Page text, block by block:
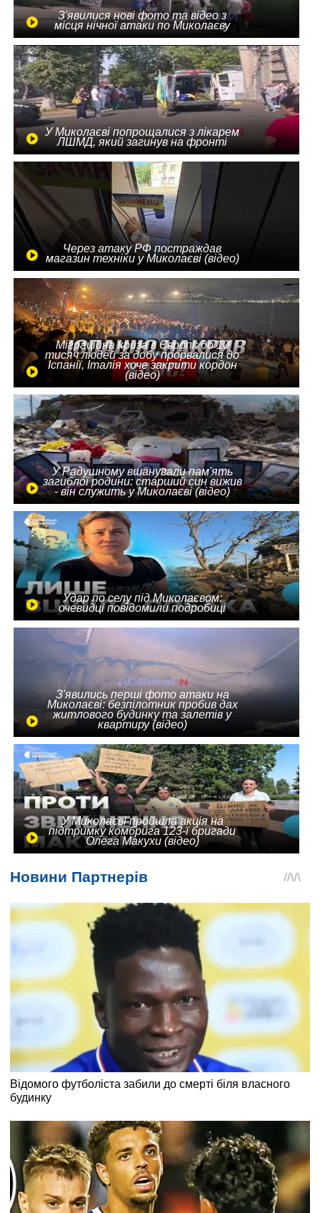
З'явилися нові фото та відео з
місця нічної атаки по Миколаєву
У Миколаєві попрощалися з лікарем
ЛШМД, який загинув на фронті
Через атаку РФ постраждав
магазин техніки у Миколаєві (відео)
Міграційна криза в Європі: до 10
тисяч людей за добу прорвалися до
Іспанії, Італія хоче закрити кордон
(відео)
У Радушному вшанували пам'ять
загиблої родини: старший син вижив
- він служить у Миколаєві (відео)
Удар по селу під Миколаєвом:
очевидці повідомили подробиці
З'явились перші фото атаки на
Миколаєві: безпілотник пробив дах
житлового будинку та залетів у
квартиру (відео)
У Миколаєві пройшла акція на
підтримку комбрига 123-ї бригади
Олега Макухи (відео)